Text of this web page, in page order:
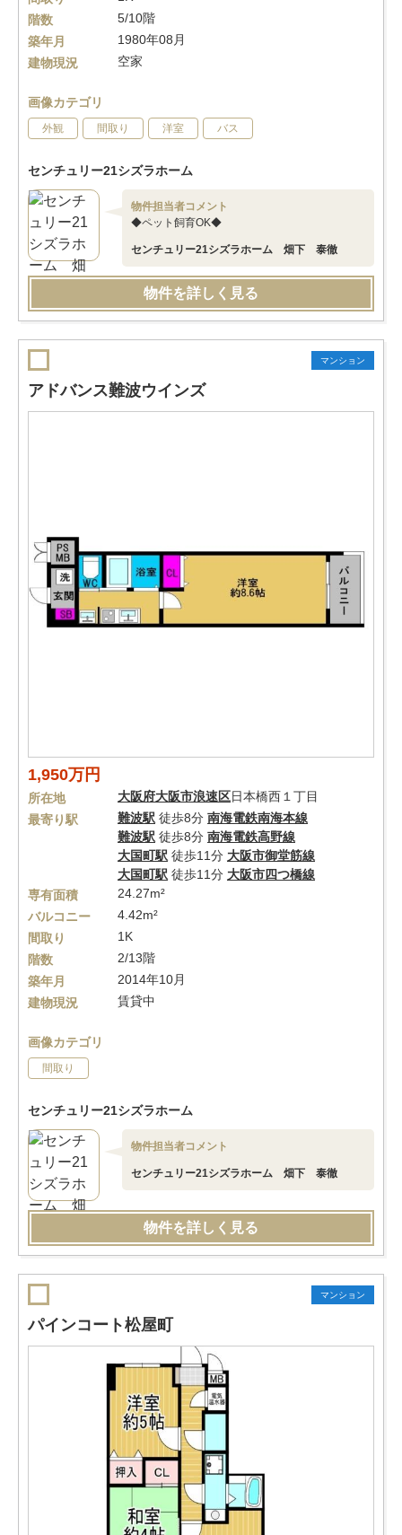
階数
5/10階
築年月
1980年08月
建物現況
空家
画像カテゴリ
外観 間取り 洋室 バス
センチュリー21シズラホーム
物件担当者コメント
◆ペット飼育OK◆
センチュリー21シズラホーム 畑下 泰徹
物件を詳しく見る
マンション
アドバンス難波ウインズ
1,950万円
所在地 大阪府大阪市浪速区日本橋西１丁目
最寄り駅
難波駅 徒歩8分 南海電鉄南海本線
難波駅 徒歩8分 南海電鉄高野線
大国町駅 徒歩11分 大阪市御堂筋線
大国町駅 徒歩11分 大阪市四つ橋線
専有面積
24.27m²
バルコニー
4.42m²
間取り
1K
階数
2/13階
築年月
2014年10月
建物現況
賃貸中
画像カテゴリ
間取り
センチュリー21シズラホーム
物件担当者コメント
センチュリー21シズラホーム 畑下 泰徹
物件を詳しく見る
マンション
パインコート松屋町